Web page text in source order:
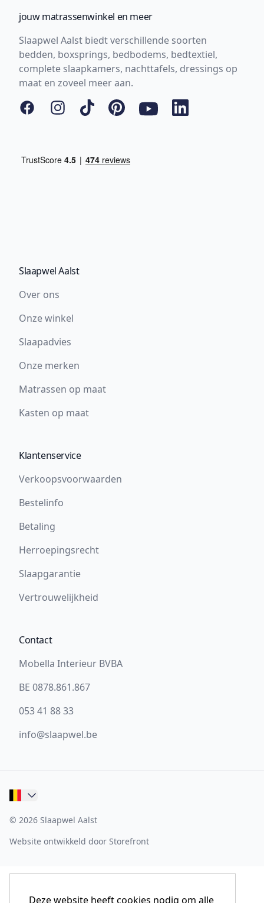
jouw matrassenwinkel en meer
Slaapwel Aalst biedt verschillende soorten
bedden, boxsprings, bedbodems, bedtextiel,
complete slaapkamers, nachttafels, dressings op
maat en zoveel meer aan.
FacebookInstagram
Tiktok PinterestYouTubeLinkedIn
Slaapwel Aalst
Over ons
Onze winkel
Slaapadvies
Onze merken
Matrassen op maat
Kasten op maat
Klantenservice
Verkoopsvoorwaarden
Bestelinfo
Betaling
Herroepingsrecht
Slaapgarantie
Vertrouwelijkheid
Contact
Mobella Interieur BVBA
BE 0878.861.867
053 41 88 33
info@slaapwel.be
© 2026 Slaapwel Aalst
Website ontwikkeld door Storefront
Deze website heeft cookies nodig om alle